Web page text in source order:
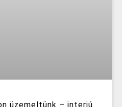
üzemeltünk – interjú